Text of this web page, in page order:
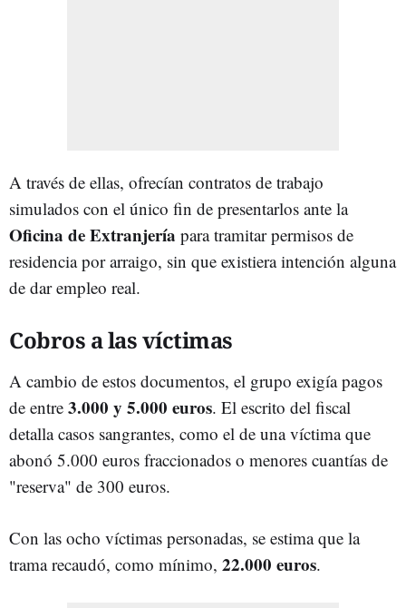
A través de ellas, ofrecían contratos de trabajo
simulados con el único fin de presentarlos ante la
Oficina de Extranjería para tramitar permisos de
residencia por arraigo, sin que existiera intención alguna
de dar empleo real.
Cobros a las víctimas
A cambio de estos documentos, el grupo exigía pagos
de entre 3.000 y 5.000 euros. El escrito del fiscal
detalla casos sangrantes, como el de una víctima que
abonó 5.000 euros fraccionados o menores cuantías de
"reserva" de 300 euros.
Con las ocho víctimas personadas, se estima que la
trama recaudó, como mínimo, 22.000 euros.